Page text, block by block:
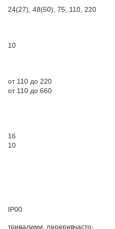
24(27), 48(50), 75, 110, 220
10
от 110 до 220
от 110 до 660
16
10
IP00
тривалими, переривчасто-